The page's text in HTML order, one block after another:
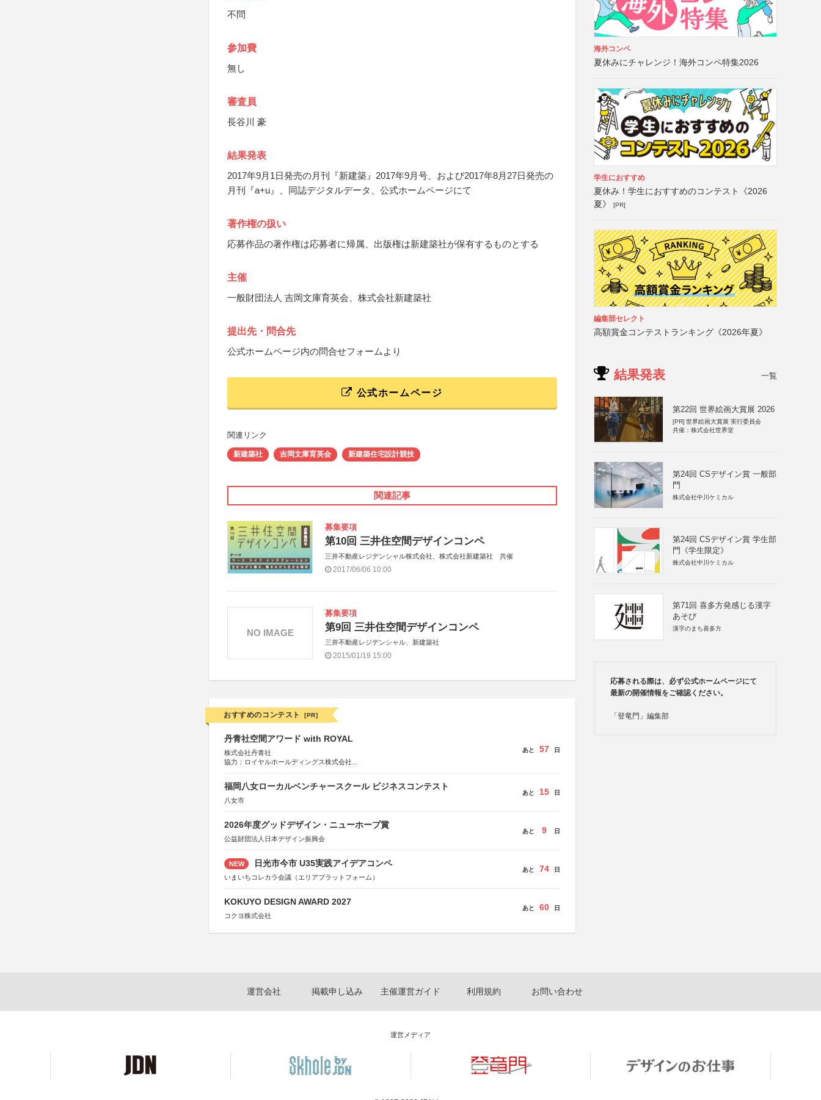
不問
参加費
無し
審査員
長谷川 豪
結果発表
2017年9月1日発売の月刊『新建築』2017年9月号、および2017年8月27日発売の
月刊『a+u』、同誌デジタルデータ、公式ホームページにて
著作権の扱い
応募作品の著作権は応募者に帰属、出版権は新建築社が保有するものとする
主催
一般財団法人 吉岡文庫育英会、株式会社新建築社
提出先・問合先
公式ホームページ内の問合せフォームより
公式ホームページ
関連リンク
新建築社 吉岡文庫育英会 新建築住宅設計競技
関連記事
募集要項
第10回 三井住空間デザインコンペ
三井不動産レジデンシャル株式会社、株式会社新建築社 共催
2017/06/06 10:00
募集要項
第9回 三井住空間デザインコンペ
三井不動産レジデンシャル、新建築社
2015/01/19 15:00
NO IMAGE
おすすめのコンテスト [PR]
丹青社空間アワード with ROYAL
株式会社丹青社
協力：ロイヤルホールディングス株式会社
あと 57 日
福岡八女ローカルベンチャースクール ビジネスコンテスト
八女市
あと 15 日
2026年度グッドデザイン・ニューホープ賞
公益財団法人日本デザイン振興会
あと 9 日
NEW 日光市今市 U35実践アイデアコンペ
いまいちコレカラ会議（エリアプラットフォーム）
あと 74 日
KOKUYO DESIGN AWARD 2027
コクヨ株式会社
あと 60 日
海外コンペ
夏休みにチャレンジ！海外コンペ特集2026
学生におすすめ
夏休み！学生におすすめのコンテスト《2026
夏》
[PR]
編集部セレクト
高額賞金コンテストランキング《2026年夏》
結果発表 一覧
第22回 世界絵画大賞展 2026
[PR] 世界絵画大賞展 実行委員会
共催：株式会社世界堂
第24回 CSデザイン賞 一般部
門
株式会社中川ケミカル
第24回 CSデザイン賞 学生部
門《学生限定》
株式会社中川ケミカル
第71回 喜多方発感じる漢字
あそび
漢字のまち喜多方
応募される際は、必ず公式ホームページにて
最新の開催情報をご確認ください。
「登竜門」編集部
運営会社 掲載申し込み 主催運営ガイド 利用規約 お問い合わせ
運営メディア